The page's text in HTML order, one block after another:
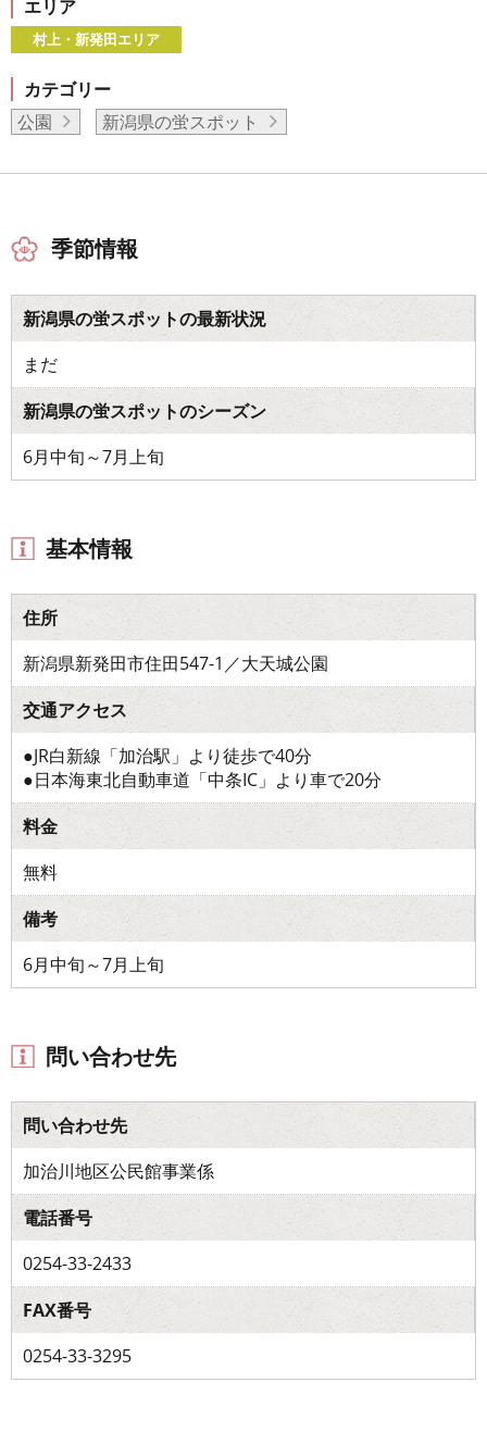
エリア
村上・新発田エリア
カテゴリー
公園
新潟県の蛍スポット
季節情報
新潟県の蛍スポットの最新状況
まだ
新潟県の蛍スポットのシーズン
6月中旬～7月上旬
基本情報
住所
新潟県新発田市住田547-1／大天城公園
交通アクセス
●JR白新線「加治駅」より徒歩で40分
●日本海東北自動車道「中条IC」より車で20分
料金
無料
備考
6月中旬～7月上旬
問い合わせ先
問い合わせ先
加治川地区公民館事業係
電話番号
0254-33-2433
FAX番号
0254-33-3295